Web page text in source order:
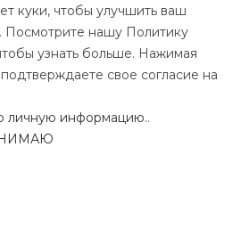
куки, чтобы улучшить ваш
Посмотрите нашу Политику
узнать больше. Нажимая
свое согласие на
личную информацию..